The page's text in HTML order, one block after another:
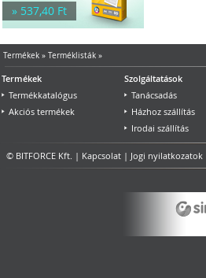
» 537,40 Ft
Termékek» Terméklisták»
Termékek
Termékkatalógus
Akciós termékek
Szolgáltatások
Tanácsadás
Házhoz szállítás
Irodai szállítás
© BITFORCE Kft. | Kapcsolat | Jogi nyilatkozatok